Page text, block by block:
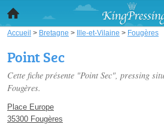
Accueil > Bretagne > Ille-et-Vilaine > Fougères
Point Sec
Cette fiche présente "Point Sec", pressing
Fougères.
Place Europe
35300 Fougères